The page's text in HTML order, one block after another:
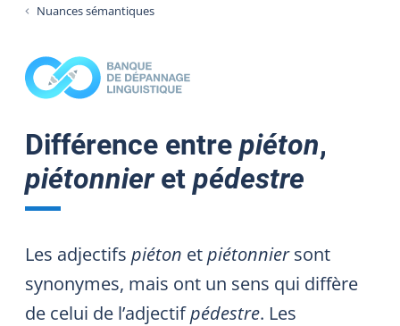
Nuances sémantiques
Différence entre piéton,
piétonnieret pédestre
Les adjectifs piéton etpiétonniersont
synonymes, mais ont un sens qui diffère
de celui de l’adjectifpédestre. Les